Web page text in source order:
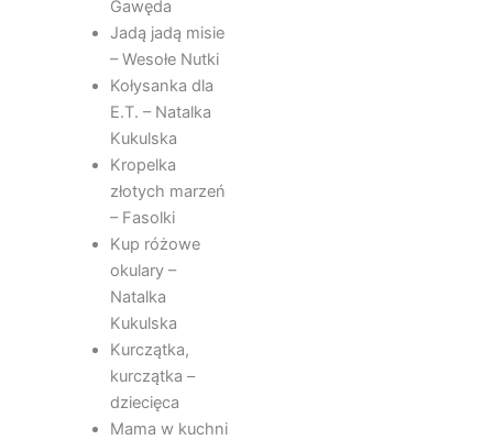
Gawęda
Jadą jadą misie
– Wesołe Nutki
Kołysanka dla
E.T. – Natalka
Kukulska
Kropelka
złotych marzeń
– Fasolki
Kup różowe
okulary –
Natalka
Kukulska
Kurczątka,
kurczątka –
dziecięca
Mama w kuchni